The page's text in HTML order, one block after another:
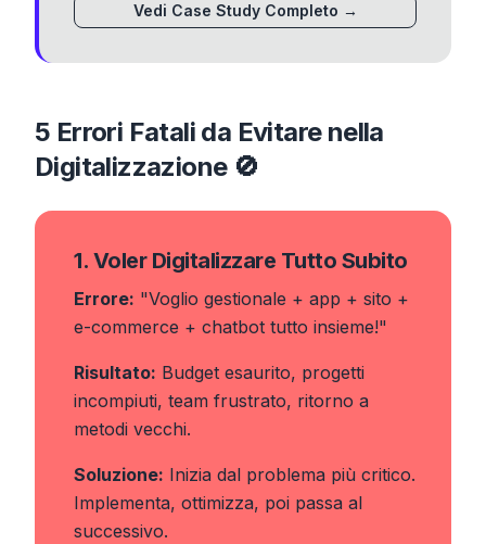
Vedi Case Study Completo →
5 Errori Fatali da Evitare nella
Digitalizzazione 🚫
1. Voler Digitalizzare Tutto Subito
Errore: "Voglio gestionale + app + sito +
e-commerce + chatbot tutto insieme!"
Risultato: Budget esaurito, progetti
incompiuti, team frustrato, ritorno a
metodi vecchi.
Soluzione: Inizia dal problema più critico.
Implementa, ottimizza, poi passa al
successivo.